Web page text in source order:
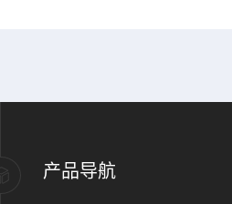
产品导航